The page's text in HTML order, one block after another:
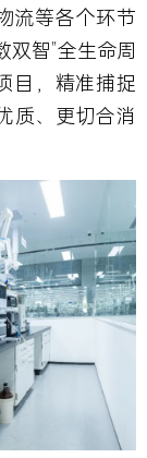
流等各个环节
双智”全生命周
目，精准捕捉
质、更切合消